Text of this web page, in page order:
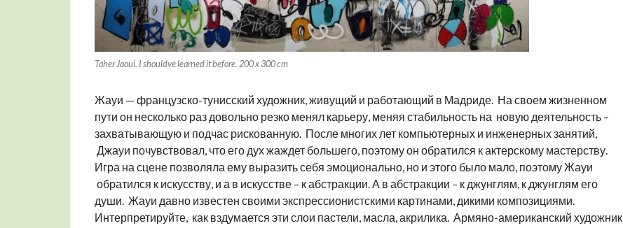
Taher Jaoui. I shouldve learned it before. 200 x 300 cm
Жауи — французско-тунисский художник, живущий и работающий в Мадриде. На своем жизненном
пути он несколько раз довольно резко менял карьеру, меняя стабильность на новую деятельность –
захватывающую и подчас рискованную. После многих лет компьютерных и инженерных занятий,
Джауи почувствовал, что его дух жаждет большего, поэтому он обратился к актерскому мастерству.
Игра на сцене позволяла ему выразить себя эмоционально, но и этого было мало, поэтому Жауи
обратился к искусству, и а в искусстве – к абстракции. А в абстракции – к джунглям, к джунглям его
души. Жауи давно известен своими экспрессионистскими картинами, дикими композициями.
Интерпретируйте, как вздумается эти слои пастели, масла, акрилика. Армяно-американский художник